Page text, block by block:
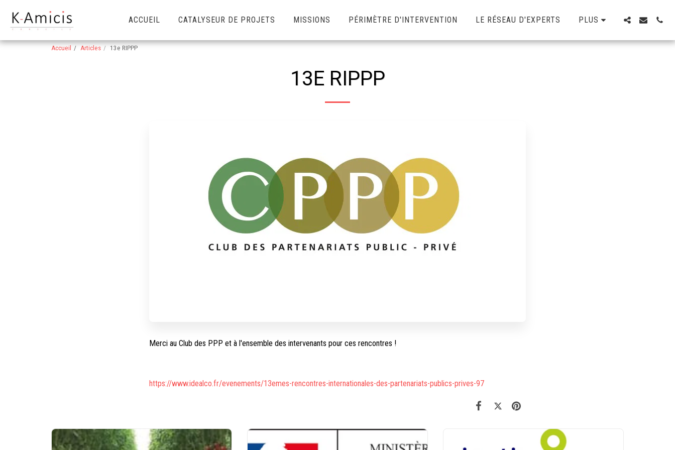
ACCUEIL CATALYSEUR DE PROJETS MISSIONS PÉRIMÈTRE D'INTERVENTION LE RÉSEAU D'EXPERTS PLUS
Accueil Articles 13e RIPPP
13E RIPPP
Merci au Club des PPP et à l'ensemble des intervenants pour ces rencontres !
https://www.idealco.fr/evenements/13emes-rencontres-internationales-des-partenariats-publics-prives-97